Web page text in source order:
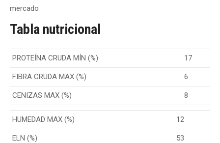
mercado
Tabla nutricional
PROTEÍNA CRUDA MÍN (%) 17
FIBRA CRUDA MAX (%) 6
CENIZAS MAX (%) 8
HUMEDAD MAX (%) 12
ELN (%) 53